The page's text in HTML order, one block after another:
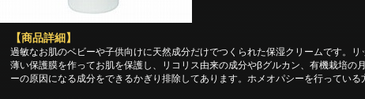
【商品詳細】
過敏なお肌のベビーや子供向けに天然成分だけでつくられた保湿クリームです。
薄い保護膜を作ってお肌を保護し、リコリス由来の成分やβグルカン、有機栽培の
ーの原因になる成分をできるかぎり排除してあります。ホメオパシーを行っている